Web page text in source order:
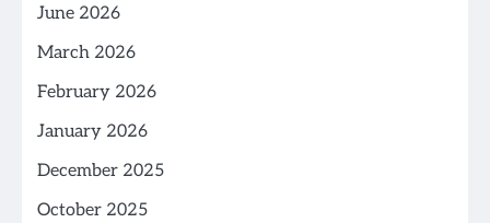
June 2026
March 2026
February 2026
January 2026
December 2025
October 2025